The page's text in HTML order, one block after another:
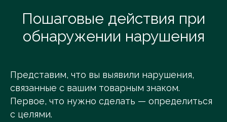
Пошаговые действия при
обнаружении нарушения
Представим, что вы выявили нарушения,
связанные с вашим товарным знаком.
Первое, что нужно сделать — определиться
с целями.